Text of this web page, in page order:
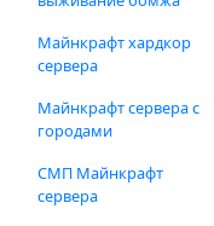
Майнкрафт хардкор
сервера
Майнкрафт сервера с
городами
СМП Майнкрафт
сервера